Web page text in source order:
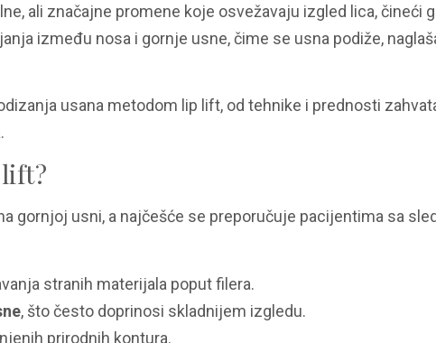
ali značajne promene koje osvežavaju izgled lica, čineći
između nosa i gornje usne, čime se usna podiže,
usana metodom lip lift, od tehnike i prednosti
gornjoj usni, a najčešće se preporučuje pacijentima sa
stranih materijala poput filera.
, što često doprinosi skladnijem izgledu.
prirodnih kontura.